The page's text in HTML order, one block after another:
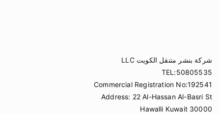
شركة بنشر متنقل الكويت LLC
TEL:50805535
Commercial Registration No:192541
Address: 22 Al-Hassan Al-Basri St
Hawalli Kuwait 30000